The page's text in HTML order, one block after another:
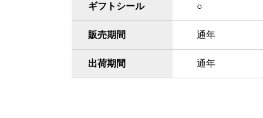
ギフトシール ○
販売期間 通年
出荷期間 通年